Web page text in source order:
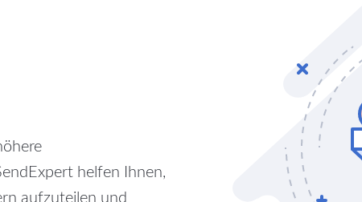
helfen Ihnen,
aufzuteilen und